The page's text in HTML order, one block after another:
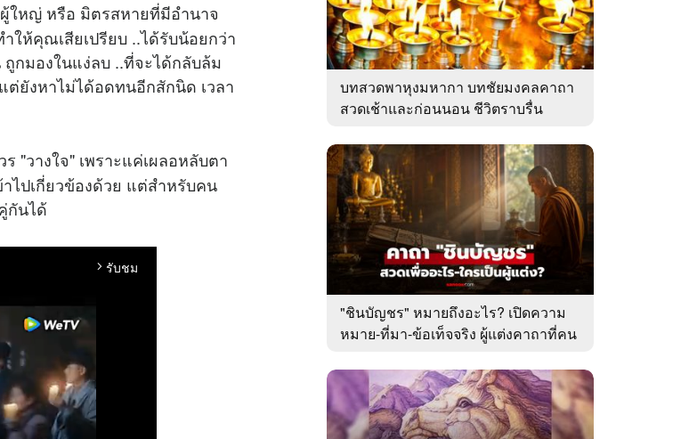
ใหญ่ หรือ มิตรสหายที่มีอำนาจ
ให้คุณเสียเปรียบ ..ได้รับน้อยกว่า
กมองในแง่ลบ ..ที่จะได้กลับล้ม
ต่ยังหาไม่ได้อดทนอีกสักนิด เวลา
"วางใจ" เพราะแค่เผลอหลับตา
ไปเกี่ยวข้องด้วย แต่สำหรับคน
กันได้
arrow_forward_ios รับชม
บทสวดพาหุงมหากา บทชัยมงคลคาถา
สวดเช้าและก่อนนอน ชีวิตราบรื่น
"ชินบัญชร" หมายถึงอะไร? เปิดความ
หมาย-ที่มา-ข้อเท็จจริง ผู้แต่งคาถาที่คน